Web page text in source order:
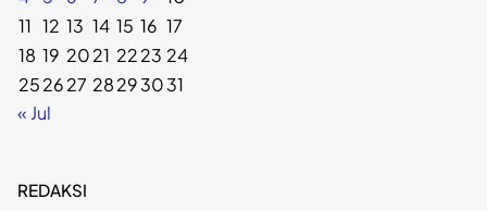
11 12 13 14 15 16 17
18 19 2021 2223 24
252627 28293031
« Jul
REDAKSI